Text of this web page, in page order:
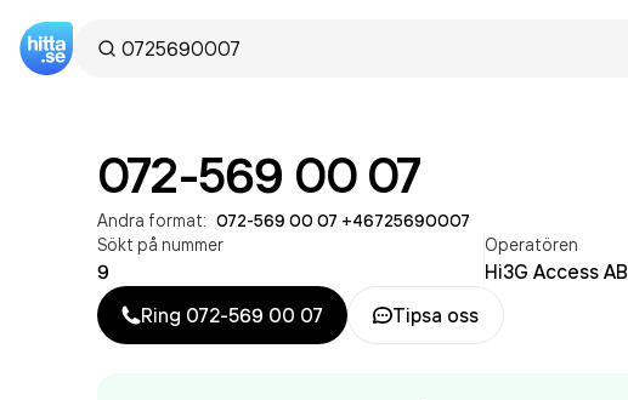
072-569 00 07
Andra format: 072-569 00 07 +46725690007
Sökt på nummer
9
Operatören
Hi3G Access AB
Ring 072-569 00 07 Tipsa oss